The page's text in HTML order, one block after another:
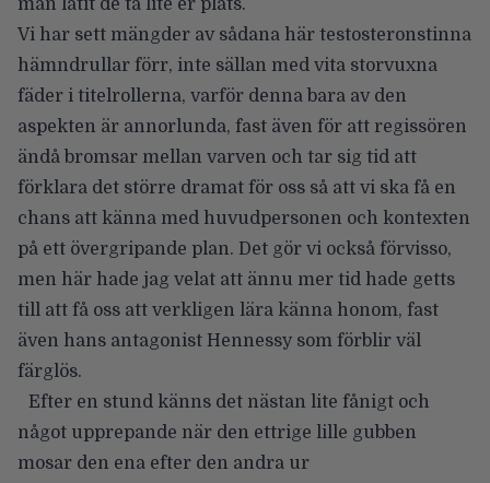
man låtit de ta lite er plats.
Vi har sett mängder av sådana här testosteronstinna
hämndrullar förr, inte sällan med vita storvuxna
fäder i titelrollerna, varför denna bara av den
aspekten är annorlunda, fast även för att regissören
ändå bromsar mellan varven och tar sig tid att
förklara det större dramat för oss så att vi ska få en
chans att känna med huvudpersonen och kontexten
på ett övergripande plan. Det gör vi också förvisso,
men här hade jag velat att ännu mer tid hade getts
till att få oss att verkligen lära känna honom, fast
även hans antagonist Hennessy som förblir väl
färglös.
Efter en stund känns det nästan lite fånigt och
något upprepande när den ettrige lille gubben
mosar den ena efter den andra ur